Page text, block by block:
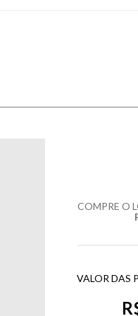
COMPRE O
VALOR DAS